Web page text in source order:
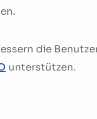
die
unterstützen.